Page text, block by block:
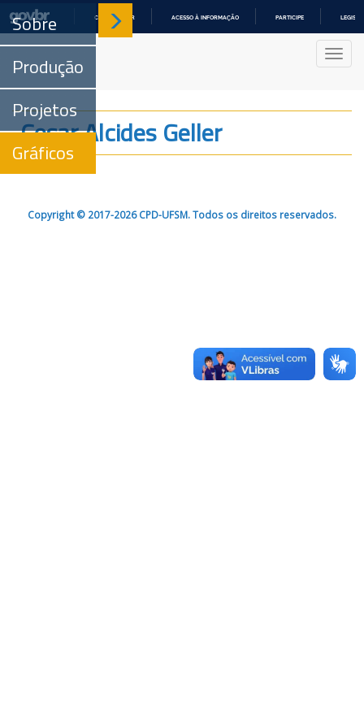
COMUNICA BR ACESSO À INFORMAÇÃO PARTICIPE
Sobre
Produção
Projetos
Gráficos
Cesar Alcides Geller
Copyright © 2017-2026 CPD-UFSM. Todos os direitos reservados.